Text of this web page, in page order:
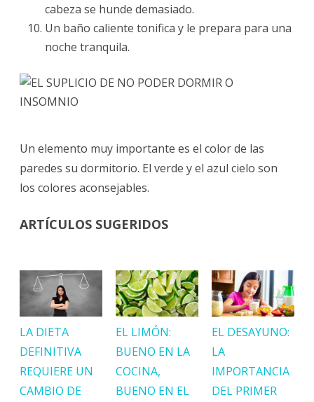
cabeza se hunde demasiado.
Un baño caliente tonifica y le prepara para una
noche tranquila.
Un elemento muy importante es el color de las
paredes su dormitorio. El verde y el azul cielo son
los colores aconsejables.
ARTÍCULOS SUGERIDOS
LA DIETA
DEFINITIVA
REQUIERE UN
CAMBIO DE
EL LIMÓN:
BUENO EN LA
COCINA,
BUENO EN EL
EL DESAYUNO:
LA
IMPORTANCIA
DEL PRIMER